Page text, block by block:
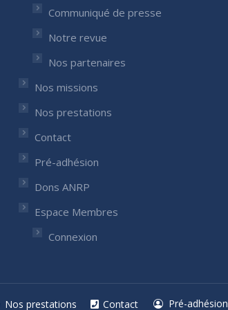
Communiqué de presse
Notre revue
Nos partenaires
Nos missions
Nos prestations
Contact
Pré-adhésion
Dons ANRP
Espace Membres
Connexion
Nos prestations Contact Pré-adhésion